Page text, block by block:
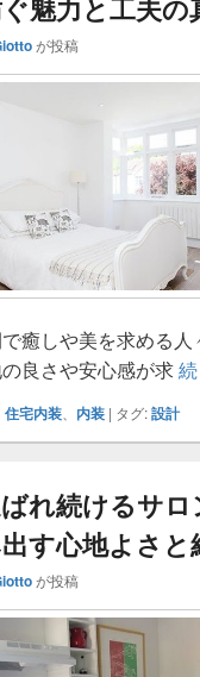
魅力と工夫の
が投稿
癒しや美を求める
良さや安心感が求
住宅内装 内装 | タグ:設計
れ続けるサロ
す心地よさと
が投稿